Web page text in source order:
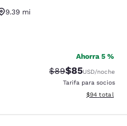
9.39 mi
Excelente. 878 reseñas
Ahorra 5 %
Precio tachado:
$89Precio con
$85USD/noche
Tarifa para socios
Ver detalles
$94 total